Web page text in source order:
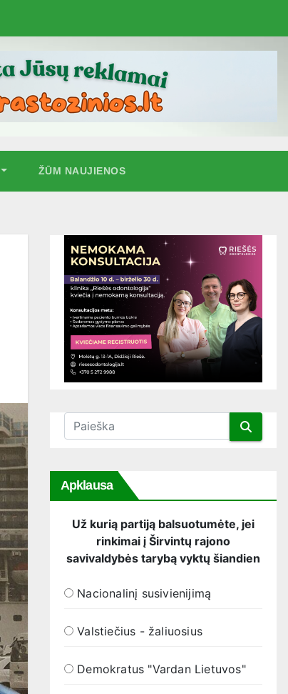
ŽŪM NAUJIENOS
Apklausa
Už kurią partiją balsuotumėte, jei
rinkimai į Širvintų rajono
savivaldybės tarybą vyktų šiandien
Nacionalinį susivienijimą
Valstiečius - žaliuosius
Demokratus "Vardan Lietuvos"